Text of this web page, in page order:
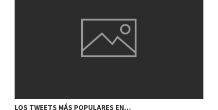
LOS TWEETS MÁS POPULARES EN…